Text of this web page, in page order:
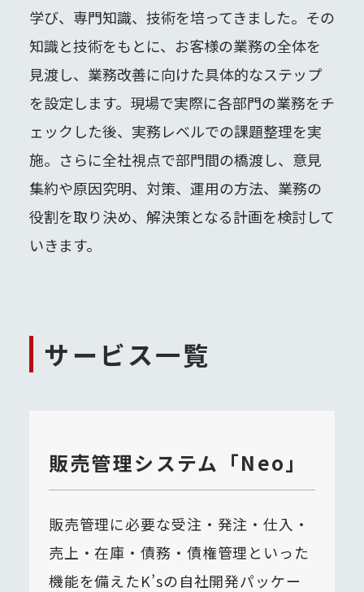
学び、専門知識、技術を培ってきました。その
知識と技術をもとに、お客様の業務の全体を
見渡し、業務改善に向けた具体的なステップ
を設定します。現場で実際に各部門の業務をチ
ェックした後、実務レベルでの課題整理を実
施。さらに全社視点で部門間の橋渡し、意見
集約や原因究明、対策、運用の方法、業務の
役割を取り決め、解決策となる計画を検討して
いきます。
サービス一覧
販売管理システム「Neo」
販売管理に必要な受注・発注・仕入・
売上・在庫・債務・債権管理といった
機能を備えたK’sの自社開発パッケー